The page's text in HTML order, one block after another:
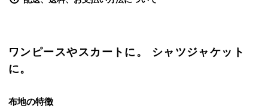
ワンピースやスカートに。
シャツジャケット
に。
布地の特徴